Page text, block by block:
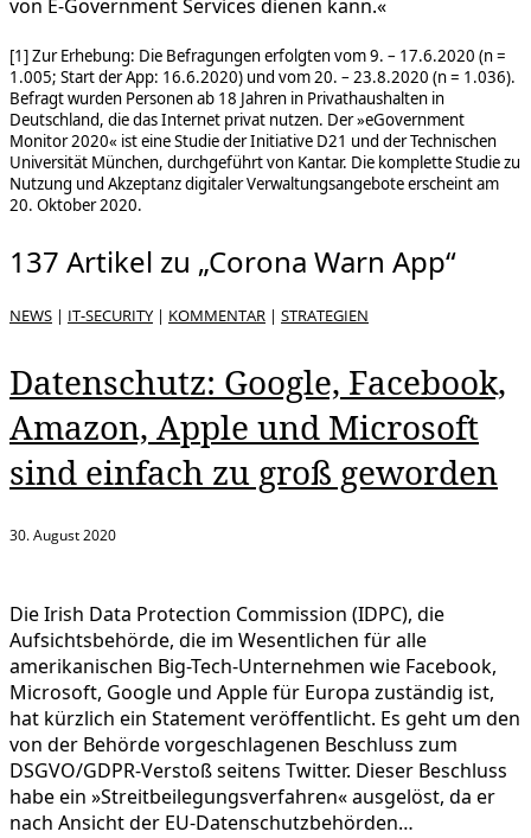
von E-Government Services dienen kann.«
[1] Zur Erhebung: Die Befragungen erfolgten vom 9. – 17.6.2020 (n =
1.005; Start der App: 16.6.2020) und vom 20. – 23.8.2020 (n = 1.036).
Befragt wurden Personen ab 18 Jahren in Privathaushalten in
Deutschland, die das Internet privat nutzen. Der »eGovernment
Monitor 2020« ist eine Studie der Initiative D21 und der Technischen
Universität München, durchgeführt von Kantar. Die komplette Studie zu
Nutzung und Akzeptanz digitaler Verwaltungsangebote erscheint am
20. Oktober 2020.
137 Artikel zu „Corona Warn App“
NEWS | IT-SECURITY | KOMMENTAR | STRATEGIEN
Datenschutz: Google, Facebook,
Amazon, Apple und Microsoft
sind einfach zu groß geworden
30. August 2020
Die Irish Data Protection Commission (IDPC), die
Aufsichtsbehörde, die im Wesentlichen für alle
amerikanischen Big-Tech-Unternehmen wie Facebook,
Microsoft, Google und Apple für Europa zuständig ist,
hat kürzlich ein Statement veröffentlicht. Es geht um den
von der Behörde vorgeschlagenen Beschluss zum
DSGVO/GDPR-Verstoß seitens Twitter. Dieser Beschluss
habe ein »Streitbeilegungsverfahren« ausgelöst, da er
nach Ansicht der EU-Datenschutzbehörden…